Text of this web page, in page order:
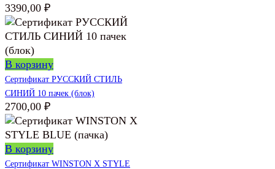
3390,00 ₽
В корзину
Сертификат РУССКИЙ СТИЛЬ
СИНИЙ 10 пачек (блок)
2700,00 ₽
В корзину
Сертификат WINSTON X STYLE